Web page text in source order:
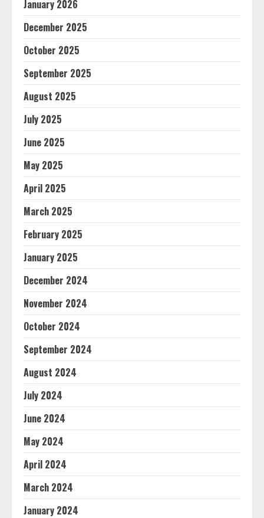
January 2026
December 2025
October 2025
September 2025
August 2025
July 2025
June 2025
May 2025
April 2025
March 2025
February 2025
January 2025
December 2024
November 2024
October 2024
September 2024
August 2024
July 2024
June 2024
May 2024
April 2024
March 2024
January 2024